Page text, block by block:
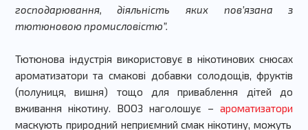
господарювання, діяльність яких пов’язана з
тютюновою промисловістю”.
Тютюнова індустрія використовує в нікотинових снюсах
ароматизатори та смакові добавки солодощів, фруктів
(полуниця, вишня) тощо для приваблення дітей до
вживання нікотину. ВООЗ наголошує –ароматизатори
маскують природний неприємний смак нікотину, можуть